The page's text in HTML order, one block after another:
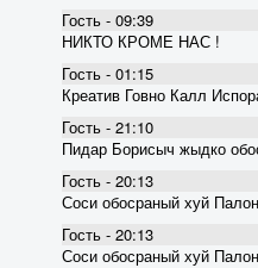
Гость - 09:39
НИКТО КРОМЕ НАС !
Гость - 01:15
Креатив Говно Калл
Гость - 21:10
Пидар Борисыч жыдко
Гость - 20:13
Соси обосраный хуй
Гость - 20:13
Соси обосраный хуй